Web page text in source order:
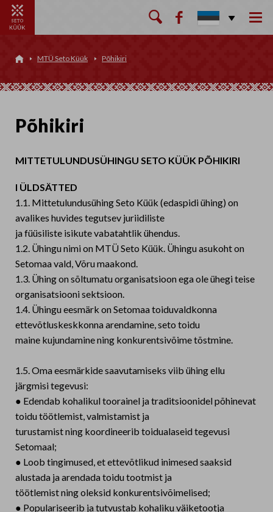

 MTÜ Seto Küük Põhikiri
Põhikiri
MITTETULUNDUSÜHINGU SETO KÜÜK PÕHIKIRI
I ÜLDSÄTTED
1.1. Mittetulundusühing Seto Küük (edaspidi ühing) on
avalikes huvides tegutsev juriidiliste
ja füüsiliste isikute vabatahtlik ühendus.
1.2. Ühingu nimi on MTÜ Seto Küük. Ühingu asukoht on
Setomaa vald, Võru maakond.
1.3. Ühing on sõltumatu organisatsioon ega ole ühegi teise
organisatsiooni sektsioon.
1.4. Ühingu eesmärk on Setomaa toiduvaldkonna
ettevõtluskeskkonna arendamine, seto toidu
maine kujundamine ning konkurentsivõime tõstmine.
1.5. Oma eesmärkide saavutamiseks viib ühing ellu
järgmisi tegevusi:
● Edendab kohalikul toorainel ja traditsioonidel põhinevat
toidu töötlemist, valmistamist ja
turustamist ning koordineerib toidualaseid tegevusi
Setomaal;
● Loob tingimused, et ettevõtlikud inimesed saaksid
alustada ja arendada toidu tootmist ja
töötlemist ning oleksid konkurentsivõimelised;
● Populariseerib ja tutvustab kohaliku väiketootja